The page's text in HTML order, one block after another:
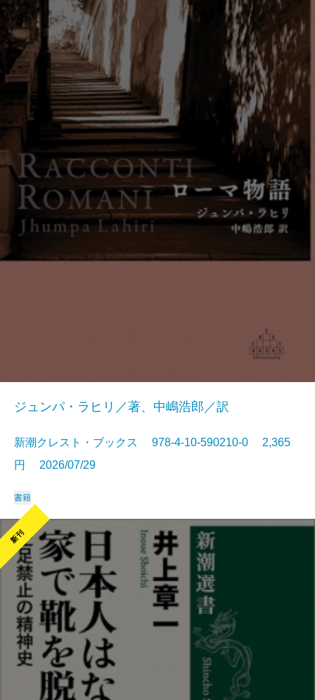
ジュンパ・ラヒリ／著、中嶋浩郎／訳
新潮クレスト・ブックス 978-4-10-590210-0 2,365
円 2026/07/29
書籍
新刊